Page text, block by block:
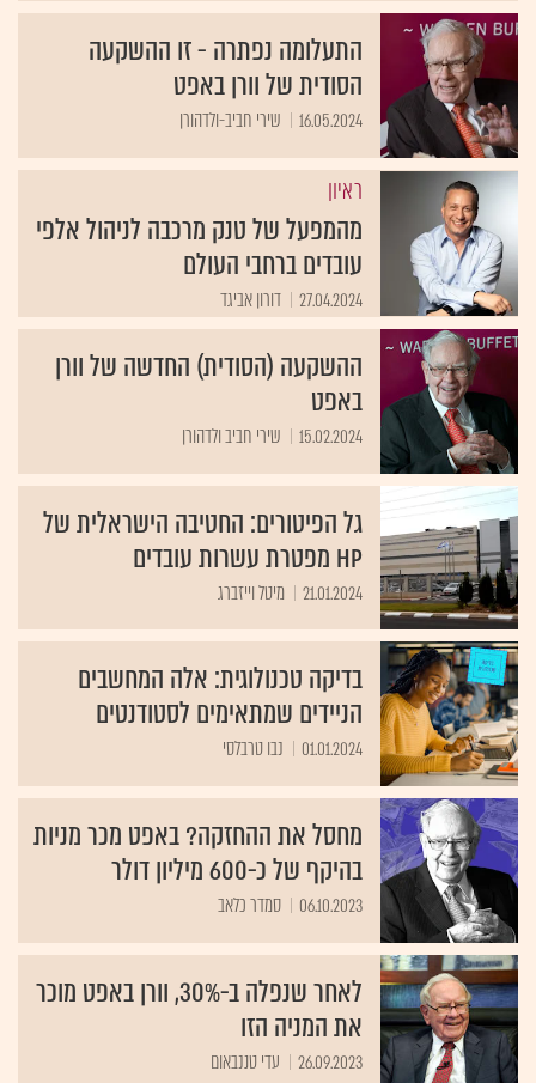
התעלומה נפתרה - זו ההשקעה
הסודית של וורן באפט
16.05.2024 שירי חביב-ולדהורן
ראיון
מהמפעל של טנק מרכבה לניהול אלפי
עובדים ברחבי העולם
27.04.2024 דורון אביגד
ההשקעה (הסודית) החדשה של וורן
באפט
15.02.2024 שירי חביב ולדהורן
גל הפיטורים: החטיבה הישראלית של
HP מפטרת עשרות עובדים
21.01.2024 מיטל וייזברג
בדיקה טכנולוגית: אלה המחשבים
הניידים שמתאימים לסטודנטים
01.01.2024 נבו טרבלסי
מחסל את ההחזקה? באפט מכר מניות
בהיקף של כ-600 מיליון דולר
06.10.2023 סמדר כלאב
לאחר שנפלה ב-30%, וורן באפט מוכר
את המניה הזו
26.09.2023 עדי טננבאום